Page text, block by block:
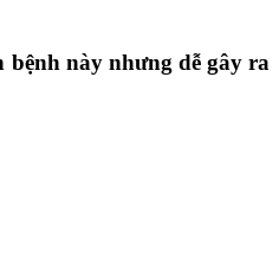
này nhưng dễ gây ra